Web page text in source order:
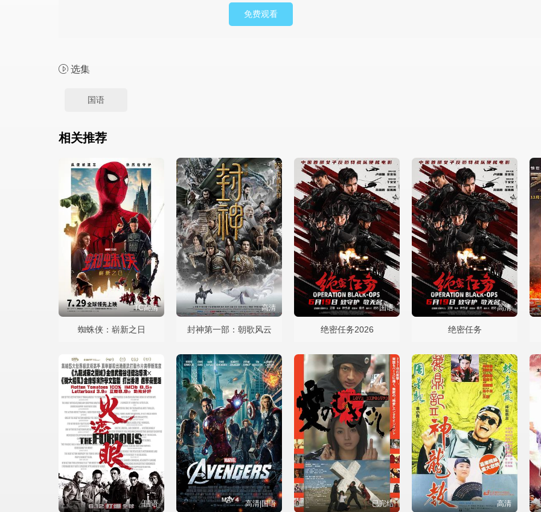
免费观看
选集
国语
相关推荐
TC高清
蜘蛛侠：崭新之日
高清
封神第一部：朝歌风云
国语
绝密任务2026
高清
绝密任务
国语 高清|国语 已完结 高清